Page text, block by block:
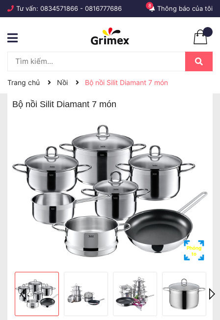
Tư vấn: 0834571866 - 0816777686 Thông báo của tôi
8
Trang chủ Nồi Bộ nồi Silit Diamant 7 món
Bộ nồi Silit Diamant 7 món
Phóng
to